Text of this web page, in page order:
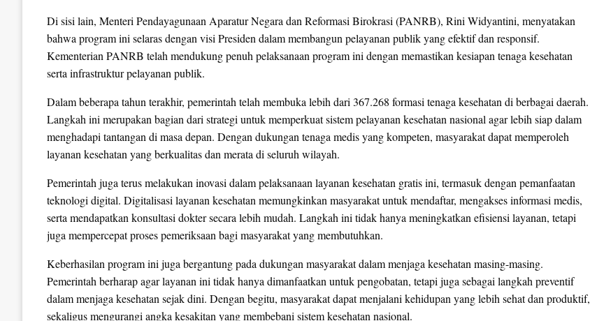
Di sisi lain, Menteri Pendayagunaan Aparatur Negara dan Reformasi Birokrasi (PANRB), Rini Widyantini, menyatakan
bahwa program ini selaras dengan visi Presiden dalam membangun pelayanan publik yang efektif dan responsif.
Kementerian PANRB telah mendukung penuh pelaksanaan program ini dengan memastikan kesiapan tenaga kesehatan
serta infrastruktur pelayanan publik.
Dalam beberapa tahun terakhir, pemerintah telah membuka lebih dari 367.268 formasi tenaga kesehatan di berbagai daerah.
Langkah ini merupakan bagian dari strategi untuk memperkuat sistem pelayanan kesehatan nasional agar lebih siap dalam
menghadapi tantangan di masa depan. Dengan dukungan tenaga medis yang kompeten, masyarakat dapat memperoleh
layanan kesehatan yang berkualitas dan merata di seluruh wilayah.
Pemerintah juga terus melakukan inovasi dalam pelaksanaan layanan kesehatan gratis ini, termasuk dengan pemanfaatan
teknologi digital. Digitalisasi layanan kesehatan memungkinkan masyarakat untuk mendaftar, mengakses informasi medis,
serta mendapatkan konsultasi dokter secara lebih mudah. Langkah ini tidak hanya meningkatkan efisiensi layanan, tetapi
juga mempercepat proses pemeriksaan bagi masyarakat yang membutuhkan.
Keberhasilan program ini juga bergantung pada dukungan masyarakat dalam menjaga kesehatan masing-masing.
Pemerintah berharap agar layanan ini tidak hanya dimanfaatkan untuk pengobatan, tetapi juga sebagai langkah preventif
dalam menjaga kesehatan sejak dini. Dengan begitu, masyarakat dapat menjalani kehidupan yang lebih sehat dan produktif,
sekaligus mengurangi angka kesakitan yang membebani sistem kesehatan nasional.